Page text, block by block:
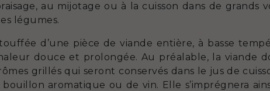
au mijotage ou à la cuisson dans de grands
légumes.
d’une pièce de viande entière, à basse
douce et prolongée. Au préalable, la viande
grillés qui seront conservés dans le jus de
aromatique ou de vin. Elle s’imprégnera